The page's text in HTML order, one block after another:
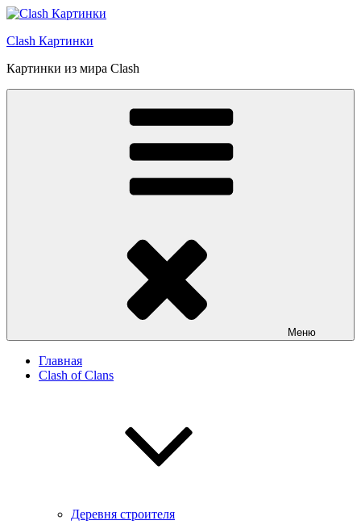
Перейти
содержимому
Clash Картинки
Картинки из мира Clash
Меню
Главная
Clash of Clans
Деревня строителя